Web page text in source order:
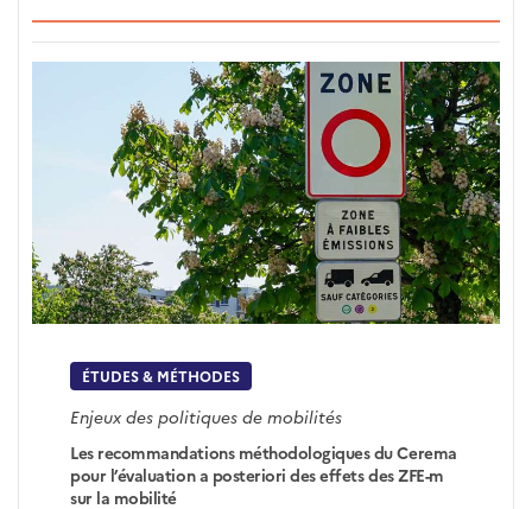
ÉTUDES & MÉTHODES
Enjeux des politiques de mobilités
Les recommandations méthodologiques du Cerema
pour l’évaluation a posteriori des effets des ZFE-m
sur la mobilité